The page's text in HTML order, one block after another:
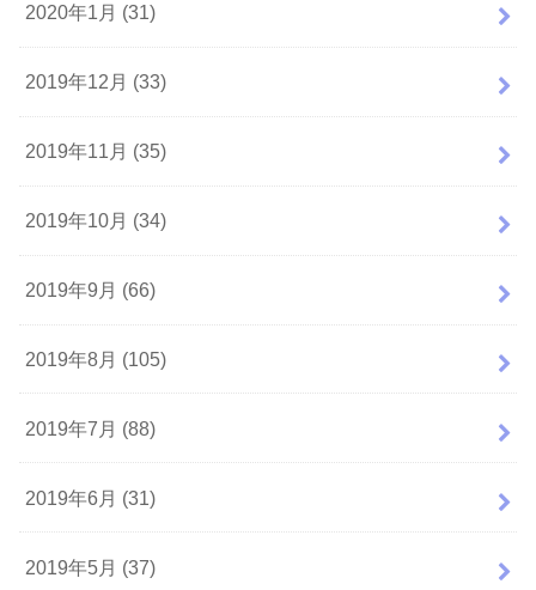
2020年1月 (31)
2019年12月 (33)
2019年11月 (35)
2019年10月 (34)
2019年9月 (66)
2019年8月 (105)
2019年7月 (88)
2019年6月 (31)
2019年5月 (37)